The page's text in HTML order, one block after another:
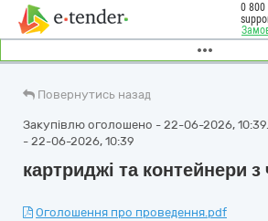
0 800
Повернутись назад
Закупівлю оголошено - 22-06-2026, 10:39.
- 22-06-2026, 10:39
картриджі та контейнери
Оголошення про проведення.pdf